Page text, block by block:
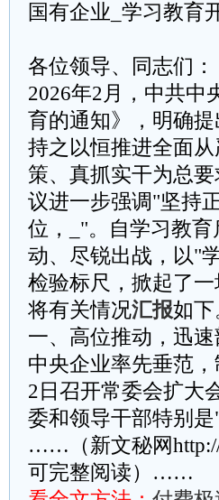
国有企业_学习教育
各位领导、同志们：
2026年2月，中共中
育的通知》，明确
持之以恒推进全面
策、真抓实干为总要
议进一步强调"坚持
位，_"。自学习教
动、尽锐出战，以"
检验标尺，掀起了
将有关情况汇报如下
一、高位推动，迅
中央企业率先垂范
2日召开常委会扩大
委和领导干部特别
……（新文秘网http://
可完整阅读）……